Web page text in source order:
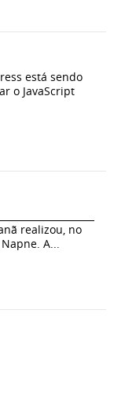
está sendo
o JavaScript
realizou, no
A...